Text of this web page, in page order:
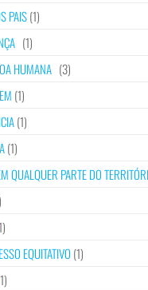
PAIS(1)
(1)
HUMANA (3)
(1)
(1)
(1)
QUALQUER PARTE DO
EQUITATIVO (1)